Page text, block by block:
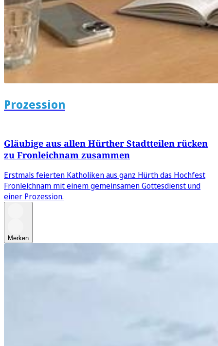
Prozession
Gläubige aus allen Hürther Stadtteilen rücken
zu Fronleichnam zusammen
Erstmals feierten Katholiken aus ganz Hürth das Hochfest
Fronleichnam mit einem gemeinsamen Gottesdienst und
einer Prozession.
Merken